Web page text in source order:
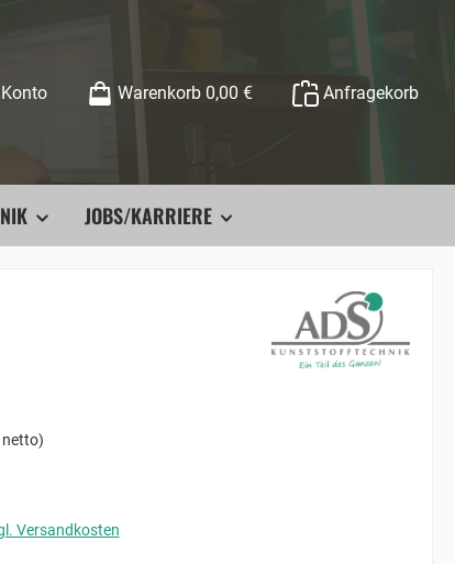
Warenkorb 0,00 € Anfragekorb
JOBS/KARRIERE
netto)
Versandkosten